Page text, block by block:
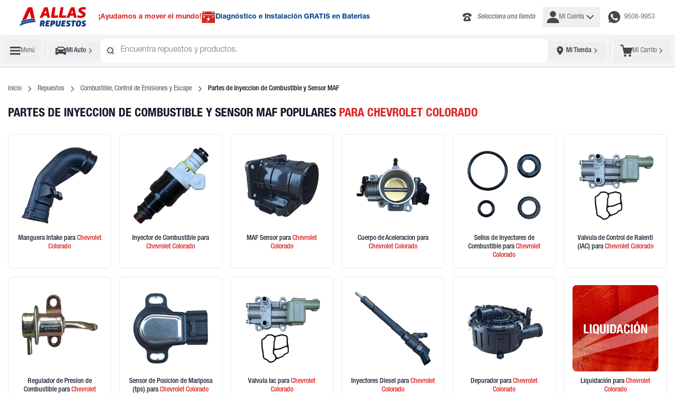
¡Ayudamos a mover el mundo! Diagnóstico e Instalación GRATIS en Baterías Selecciona una tienda Mi Cuenta 9508-9953
Menú Mi Auto Mi Tienda Mi Carrito
Inicio Repuestos Combustible, Control de Emisiones y Escape Partes de Inyeccion de Combustible y Sensor MAF
PARTES DE INYECCION DE COMBUSTIBLE Y SENSOR MAF POPULARES PARA CHEVROLET COLORADO
Manguera Intake paraChevrolet
Colorado
Inyector de Combustible para
Chevrolet Colorado
MAF Sensor paraChevrolet
Colorado
Cuerpo de Aceleracion para
Chevrolet Colorado
Sellos de Inyectores de
Combustible paraChevrolet
Colorado
Valvula de Control de Ralenti
(IAC) paraChevroletColorado
Regulador de Presion de
Combustible paraChevrolet
Sensor de Posicion de Mariposa
(tps)paraChevrolet Colorado
Valvula IacparaChevrolet
Colorado
Inyectores DieselparaChevrolet
Colorado
DepuradorparaChevrolet
Colorado
Liquidación paraChevrolet
Colorado